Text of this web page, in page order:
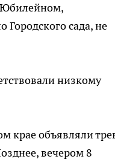
Юбилейном,
сада, не
низкому
крае объявляли
вечером 8